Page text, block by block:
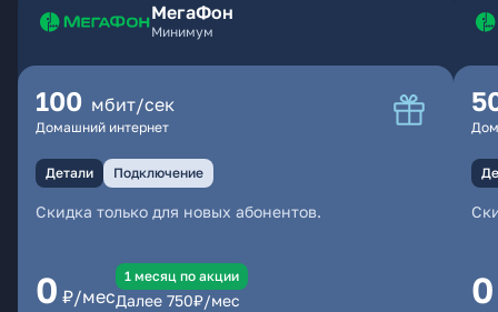
МегаФон
Минимум
100 мбит/сек
Домашний интернет
Детали Подключение
Скидка только для новых абонентов.
0 ₽/мес
1 месяц по акции
Далее 750₽/мес 0